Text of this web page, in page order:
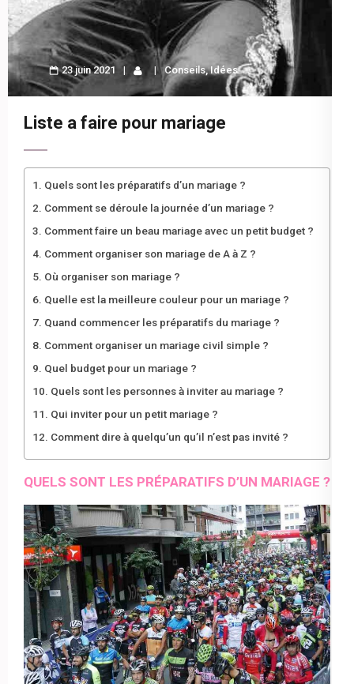
23 juin 2021 Conseils,Idées
Liste a faire pour mariage
Quels sont les préparatifs d’un mariage ?
Comment se déroule la journée d’un mariage ?
Comment faire un beau mariage avec un petit budget ?
Comment organiser son mariage de A à Z ?
Où organiser son mariage ?
Quelle est la meilleure couleur pour un mariage ?
Quand commencer les préparatifs du mariage ?
Comment organiser un mariage civil simple ?
Quel budget pour un mariage ?
Quels sont les personnes à inviter au mariage ?
Qui inviter pour un petit mariage ?
Comment dire à quelqu’un qu’il n’est pas invité ?
QUELS SONT LES PRÉPARATIFS D’UN MARIAGE ?